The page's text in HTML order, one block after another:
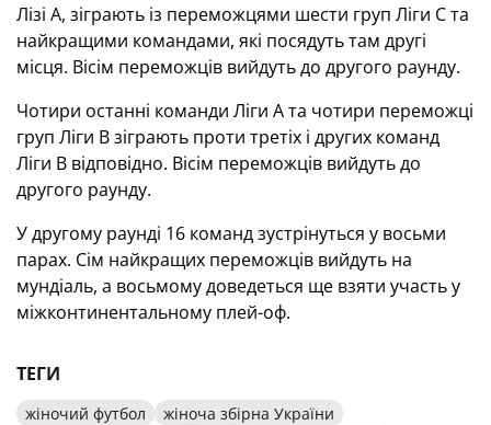
Лізі А, зіграють із переможцями шести груп Ліги С та
найкращими командами, які посядуть там другі
місця. Вісім переможців вийдуть до другого раунду.
Чотири останні команди Ліги А та чотири переможці
груп Ліги В зіграють проти третіх і других команд
Ліги В відповідно. Вісім переможців вийдуть до
другого раунду.
У другому раунді 16 команд зустрінуться у восьми
парах. Сім найкращих переможців вийдуть на
мундіаль, а восьмому доведеться ще взяти участь у
міжконтинентальному плей-оф.
ТЕГИ
жіночий футбол
жіноча збірна України